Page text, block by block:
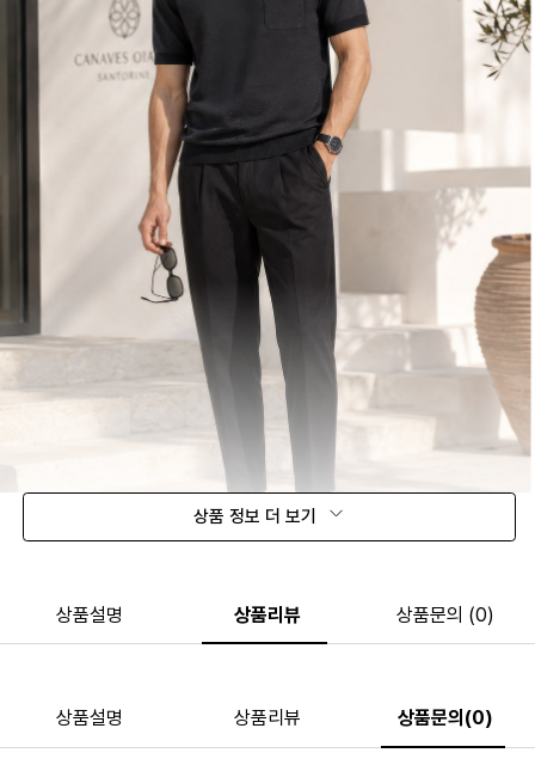
상품 정보 더 보기
상품설명 상품리뷰 상품문의 (0)
상품설명 상품리뷰 상품문의(0)